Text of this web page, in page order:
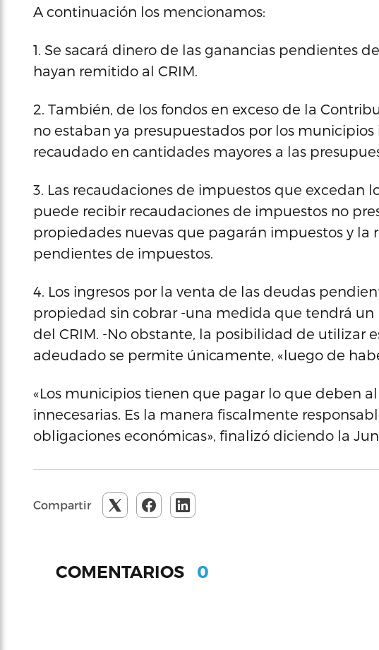
A continuación los mencionamos:
1. Se sacará dinero de las ganancias pendientes
hayan remitido al CRIM.
2. También, de los fondos en exceso de la
no estaban ya presupuestados por los
recaudado en cantidades mayores a las
3. Las recaudaciones de impuestos que excedan
puede recibir recaudaciones de impuestos no
propiedades nuevas que pagarán impuestos y la
pendientes de impuestos.
4. Los ingresos por la venta de las deudas
propiedad sin cobrar -una medida que tendrá
del CRIM. -No obstante, la posibilidad de utilizar
adeudado se permite únicamente, «luego de
«Los municipios tienen que pagar lo que deben
innecesarias. Es la manera fiscalmente
obligaciones económicas», finalizó diciendo la
Compartir
COMENTARIOS 0